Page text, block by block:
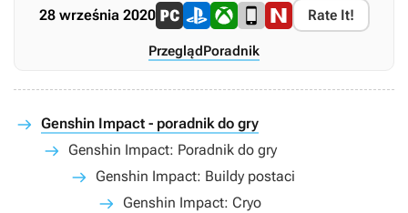
28 września 2020 Rate It!
PrzeglądPoradnik
Genshin Impact - poradnik do gry
Genshin Impact: Poradnik do gry
Genshin Impact: Buildy postaci
Genshin Impact: Cryo